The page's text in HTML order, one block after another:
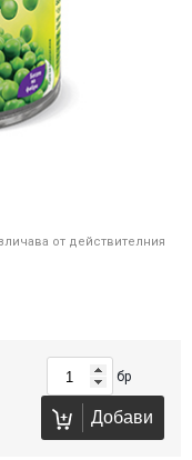
от действителния
бр
Добави